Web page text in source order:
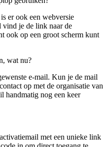
er ook een webversie
vind je de link naar de
ook op een groot scherm kunt
wat nu?
e-mail. Kun je de mail
op met de organisatie van
handmatig nog een keer
met een unieke link